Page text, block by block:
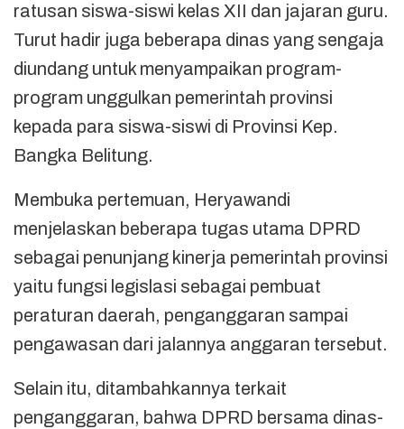
ratusan siswa-siswi kelas XII dan jajaran guru.
Turut hadir juga beberapa dinas yang sengaja
diundang untuk menyampaikan program-
program unggulkan pemerintah provinsi
kepada para siswa-siswi di Provinsi Kep.
Bangka Belitung.
Membuka pertemuan, Heryawandi
menjelaskan beberapa tugas utama DPRD
sebagai penunjang kinerja pemerintah provinsi
yaitu fungsi legislasi sebagai pembuat
peraturan daerah, penganggaran sampai
pengawasan dari jalannya anggaran tersebut.
Selain itu, ditambahkannya terkait
penganggaran, bahwa DPRD bersama dinas-